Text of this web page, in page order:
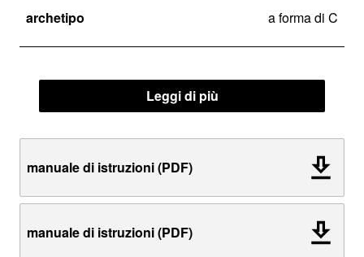
archetipo a forma di C
Leggi di più
manuale di istruzioni (PDF)
manuale di istruzioni (PDF)